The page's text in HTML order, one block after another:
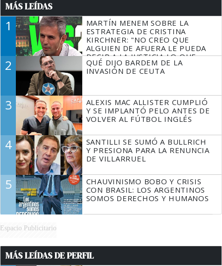
MÁS LEÍDAS
1
MARTÍN MENEM SOBRE LA
ESTRATEGIA DE CRISTINA
KIRCHNER: "NO CREO QUE
ALGUIEN DE AFUERA LE PUEDA
DECIR A LA JUSTICIA LO QUE
TIENE QUE HACER"
2
QUÉ DIJO BARDEM DE LA
INVASIÓN DE CEUTA
3
ALEXIS MAC ALLISTER CUMPLIÓ
Y SE IMPLANTÓ PELO ANTES DE
VOLVER AL FÚTBOL INGLÉS
4
SANTILLI SE SUMÓ A BULLRICH
Y PRESIONA PARA LA RENUNCIA
DE VILLARRUEL
5
CHAUVINISMO BOBO Y CRISIS
CON BRASIL: LOS ARGENTINOS
SOMOS DERECHOS Y HUMANOS
Espacio Publicitario
MÁS LEÍDAS DE PERFIL